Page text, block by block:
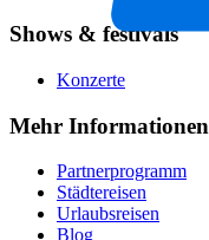
Shows & festivals
Konzerte
Mehr Informationen
Partnerprogramm
Städtereisen
Urlaubsreisen
Blog